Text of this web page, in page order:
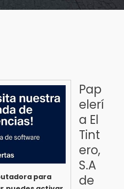
para
Pap
elerí
a El
Tint
ero,
S.A
de